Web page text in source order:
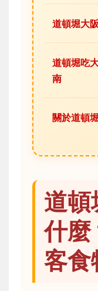
道頓堀大
道頓堀吃
南
關於道頓
道頓
什麼
客食